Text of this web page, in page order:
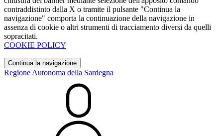
contraddistinto dalla X o tramite il pulsante "Continua la
navigazione" comporta la continuazione della navigazione in
assenza di cookie o altri strumenti di tracciamento diversi da quelli
sopracitati.
COOKIE POLICY
Continua la navigazione
Regione Autonoma della Sardegna